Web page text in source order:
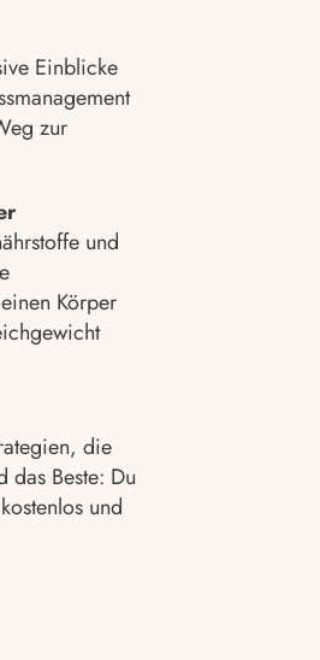
Einblicke
zur
und
Körper
die
das Beste: Du
und